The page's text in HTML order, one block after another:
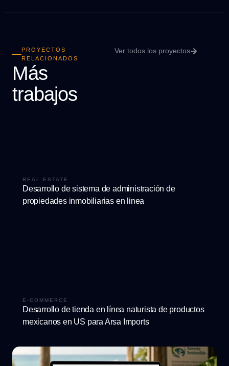
PROYECTOS
RELACIONADOS
Más
trabajos
Ver todos los proyectos
REAL ESTATE
Desarrollo de sistema de administración de
propiedades inmobiliarias en linea
E-COMMERCE
Desarrollo de tienda en línea naturista de productos
mexicanos en US para Arsa Imports